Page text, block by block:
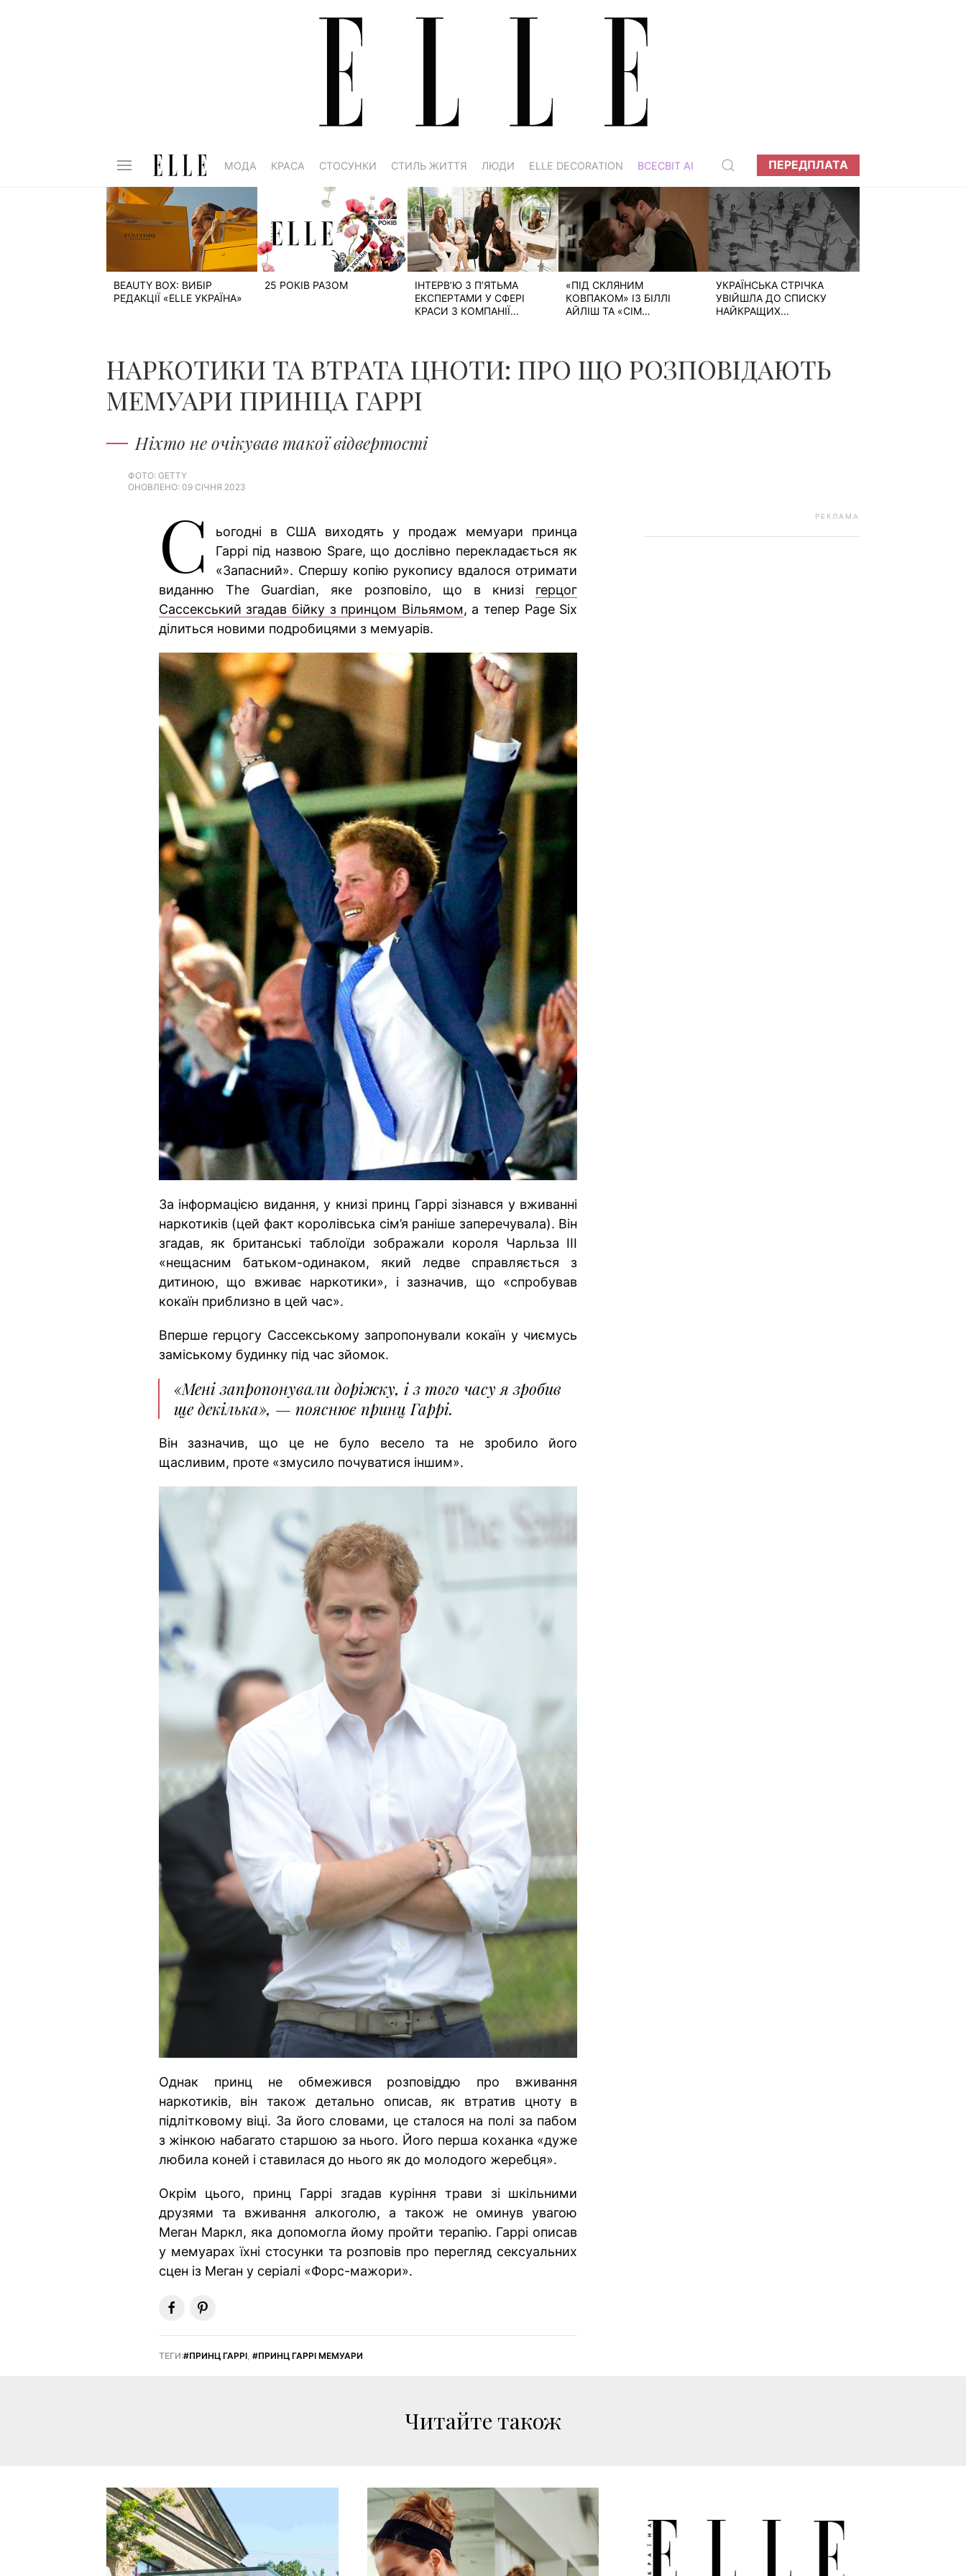
МОДА КРАСА СТОСУНКИ СТИЛЬ ЖИТТЯ ЛЮДИ ELLE DECORATION ВСЕСВІТ АІ ПЕРЕДПЛАТА
BEAUTY BOX: ВИБІР
РЕДАКЦІЇ «ELLE УКРАЇНА»
25 РОКІВ РАЗОМ
ІНТЕРВ’Ю З П’ЯТЬМА
ЕКСПЕРТАМИ У СФЕРІ
КРАСИ З КОМПАНІЇ...
«ПІД СКЛЯНИМ
КОВПАКОМ» ІЗ БІЛЛІ
АЙЛІШ ТА «СІМ
УКРАЇНСЬКА СТРІЧКА
УВІЙШЛА ДО СПИСКУ
НАЙКРАЩИХ...
НАРКОТИКИ ТА ВТРАТА ЦНОТИ: ПРО ЩО РОЗПОВІДАЮТЬ
МЕМУАРИ ПРИНЦА ГАРРІ
Ніхто не очікував такої відвертості
ФОТО: GETTY
ОНОВЛЕНО: 09 СІЧНЯ 2023
С
ьогодні в США виходять у продаж мемуари принца
Гаррі під назвою Spare, що дослівно перекладається як
«Запасний». Спершу копію рукопису вдалося отримати
виданню The Guardian, яке розповіло, що в книзі герцог
Сассекський згадав бійку з принцом Вільямом, а тепер Page Six
ділиться новими подробицями з мемуарів.
За інформацією видання, у книзі принц Гаррі зізнався у вживанні
наркотиків (цей факт королівська сім’я раніше заперечувала). Він
згадав, як британські таблоїди зображали короля Чарльза III
«нещасним батьком-одинаком, який ледве справляється з
дитиною, що вживає наркотики», і зазначив, що «спробував
кокаїн приблизно в цей час».
Вперше герцогу Сассекському запропонували кокаїн у чиємусь
заміському будинку під час зйомок.
«Мені запропонували доріжку, і з того часу я зробив
ще декілька», — пояснює принц Гаррі.
Він зазначив, що це не було весело та не зробило його
щасливим, проте «змусило почуватися іншим».
Однак принц не обмежився розповіддю про вживання
наркотиків, він також детально описав, як втратив цноту в
підлітковому віці. За його словами, це сталося на полі за пабом
з жінкою набагато старшою за нього. Його перша коханка «дуже
любила коней і ставилася до нього як до молодого жеребця».
Окрім цього, принц Гаррі згадав куріння трави зі шкільними
друзями та вживання алкоголю, а також не оминув увагою
Меган Маркл, яка допомогла йому пройти терапію. Гаррі описав
у мемуарах їхні стосунки та розповів про перегляд сексуальних
сцен із Меган у серіалі «Форс-мажори».
ТЕГИ: ПРИНЦ ГАРРІ, ПРИНЦ ГАРРІ МЕМУАРИ
РЕКЛАМА
Читайте також